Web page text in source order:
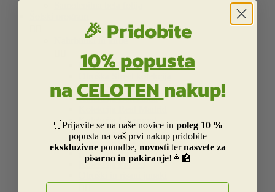
Nahrbtniki in torbe
Kolekcija Street
Kolekcija Centrum
Kolekcija Barcelona
Kolekcija Liverpool
Kolekcija Dakar
Kolekcija Catalina Estrada
Kolekcija Smiley
Kolekcija Frozen
🎉 Pridobite
10% popusta
naCELOTENnakup!
🛒Prijavite se na naše novice in poleg 10 %
popusta na vaš prvi nakup pridobite
ekskluzivneponudbe, novosti ternasvete za
pisarno in pakiranje!👩‍🏫
E-naslov